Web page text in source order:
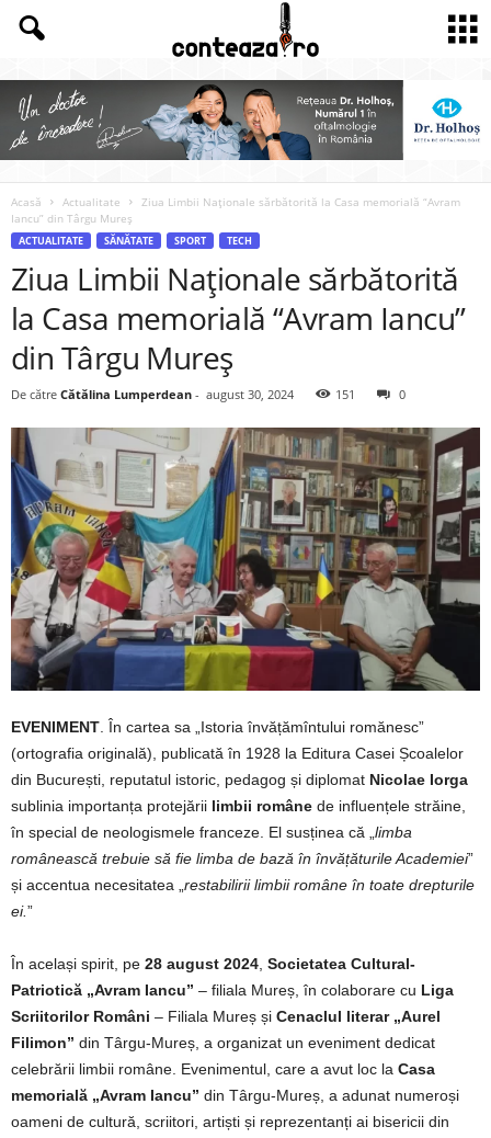
Acasă Actualitate
Ziua Limbii Naționale sărbătorită la Casa memorială “Avram
Iancu” din Târgu Mureş
ACTUALITATE SĂNĂTATE SPORT TECH
Ziua Limbii Naționale sărbătorită
la Casa memorială “Avram Iancu”
din Târgu Mureş
De către Cătălina Lumperdean - august 30, 2024 151 0
EVENIMENT . În cartea sa „Istoria învățămîntului romănesc”
(ortografia originală), publicată în 1928 la Editura Casei Școalelor
din București, reputatul istoric, pedagog și diplomat Nicolae Iorga
sublinia importanța protejării limbii române de influențele străine,
în special de neologismele franceze. El susținea că „ limba
românească trebuie să fie limba de bază în învățăturile Academiei”
și accentua necesitatea „ restabilirii limbii române în toate drepturile
ei.”
În același spirit, pe 28 august 2024 Societatea Cultural-
Patriotică „Avram Iancu” – filiala Mureș, în colaborare cu Liga
Scriitorilor Români – Filiala Mureș și Cenaclul literar „Aurel
Filimon” din Târgu-Mureș, a organizat un eveniment dedicat
celebrării limbii române. Evenimentul, care a avut loc la Casa
memorială „Avram Iancu” din Târgu-Mureș, a adunat numeroși
oameni de cultură, scriitori, artiști și reprezentanți ai bisericii din